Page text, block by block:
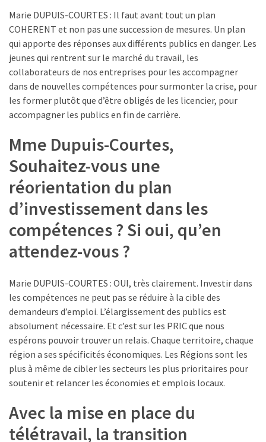
Marie DUPUIS-COURTES : Il faut avant tout un plan
COHERENT et non pas une succession de mesures. Un plan
qui apporte des réponses aux différents publics en danger. Les
jeunes qui rentrent sur le marché du travail, les
collaborateurs de nos entreprises pour les accompagner
dans de nouvelles compétences pour surmonter la crise, pour
les former plutôt que d’être obligés de les licencier, pour
accompagner les publics en fin de carrière.
Mme Dupuis-Courtes,
Souhaitez-vous une
réorientation du plan
d’investissement dans les
compétences ? Si oui, qu’en
attendez-vous ?
Marie DUPUIS-COURTES : OUI, très clairement. Investir dans
les compétences ne peut pas se réduire à la cible des
demandeurs d’emploi. L’élargissement des publics est
absolument nécessaire. Et c’est sur les PRIC que nous
espérons pouvoir trouver un relais. Chaque territoire, chaque
région a ses spécificités économiques. Les Régions sont les
plus à même de cibler les secteurs les plus prioritaires pour
soutenir et relancer les économies et emplois locaux.
Avec la mise en place du
télétravail, la transition